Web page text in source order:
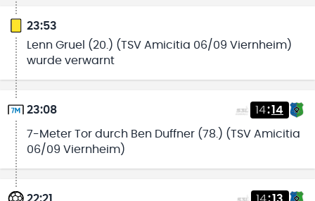
23:53
Lenn Gruel (20.) (TSV Amicitia 06/09 Viernheim)
wurde verwarnt
23:08 14:14
7-Meter Tor durch Ben Duffner (78.) (TSV Amicitia
06/09 Viernheim)